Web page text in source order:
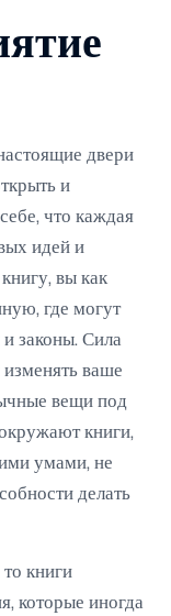
двери
и
что каждая
идей и
вы как
где могут
законы. Сила
изменять ваше
вещи под
книги,
умами, не
делать
то книги
которые иногда